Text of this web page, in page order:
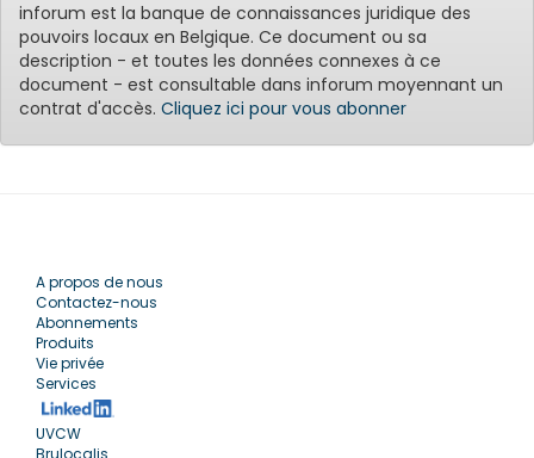
inforum est la banque de connaissances juridique des
pouvoirs locaux en Belgique. Ce document ou sa
description - et toutes les données connexes à ce
document - est consultable dans inforum moyennant un
contrat d'accès. Cliquez ici pour vous abonner
A propos de nous
Contactez-nous
Abonnements
Produits
Vie privée
Services
UVCW
Brulocalis